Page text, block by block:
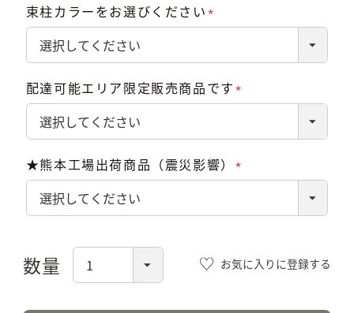
束柱カラーをお選びください
配達可能エリア限定販売商品です
★熊本工場出荷商品（震災影響）
お気に入りに登録する